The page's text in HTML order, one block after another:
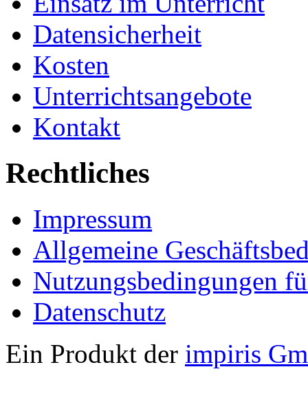
Datensicherheit
Kosten
Unterrichtsangebote
Kontakt
Rechtliches
Impressum
Allgemeine
Nutzungsbedingungen
Datenschutz
Ein Produkt der impiris